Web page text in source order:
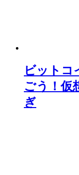
ビットコ
ごう！仮
ぎ